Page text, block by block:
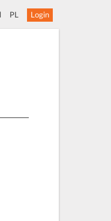
PL Login